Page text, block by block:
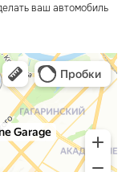
ваш автомобиль